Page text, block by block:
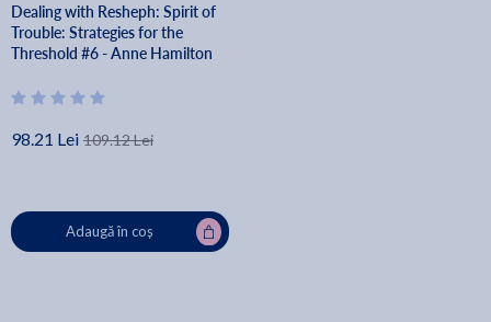
Dealing with Resheph: Spirit of
Trouble: Strategies for the
Threshold #6 - Anne Hamilton
98.21 Lei 109.12 Lei
Adaugă în coș